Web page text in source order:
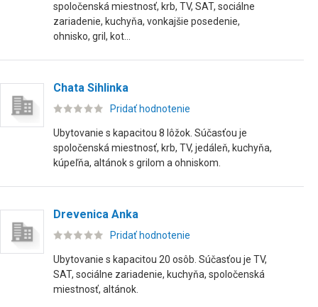
spoločenská miestnosť, krb, TV, SAT, sociálne
zariadenie, kuchyňa, vonkajšie posedenie,
ohnisko, gril, kot...
Chata Sihlinka
Pridať hodnotenie
Ubytovanie s kapacitou 8 lôžok. Súčasťou je
spoločenská miestnosť, krb, TV, jedáleň, kuchyňa,
kúpeľňa, altánok s grilom a ohniskom.
Drevenica Anka
Pridať hodnotenie
Ubytovanie s kapacitou 20 osôb. Súčasťou je TV,
SAT, sociálne zariadenie, kuchyňa, spoločenská
miestnosť, altánok.